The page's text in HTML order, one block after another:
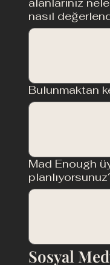
nasıl
Bulunmaktan
Mad Enough
Sosyal